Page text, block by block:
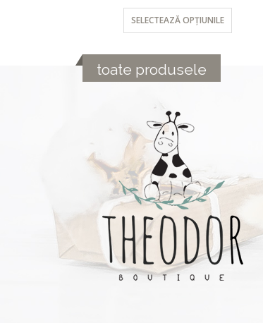
SELECTEAZĂ OPȚIUNILE
toate produsele